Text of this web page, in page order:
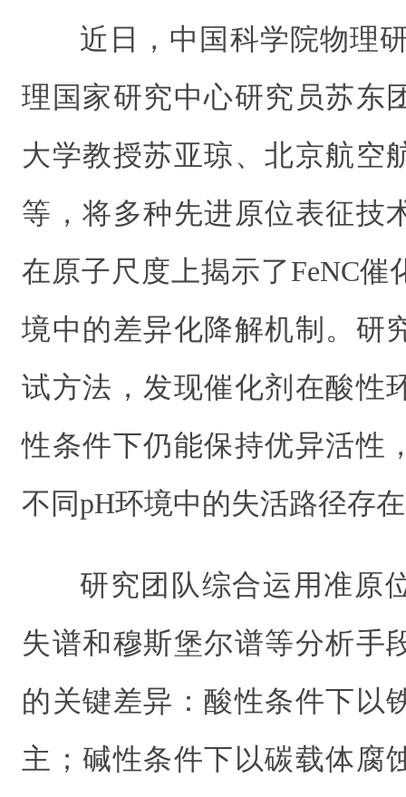
近日，中国科学院物理
理国家研究中心研究员苏东
大学教授苏亚琼、北京航空
等，将多种先进原位表征技
在原子尺度上揭示了FeNC催
境中的差异化降解机制。研
试方法，发现催化剂在酸性
性条件下仍能保持优异活性
不同pH环境中的失活路径存
研究团队综合运用准原
失谱和穆斯堡尔谱等分析手
的关键差异：酸性条件下以
主；碱性条件下以碳载体腐